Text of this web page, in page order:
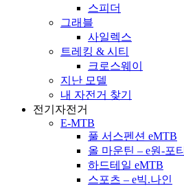
스피더
그래블
사일렉스
트레킹 & 시티
크로스웨이
지난 모델
내 자전거 찾기
전기자전거
E-MTB
풀 서스펜션 eMTB
올 마운틴 – e원-포티
하드테일 eMTB
스포츠 – e빅.나인